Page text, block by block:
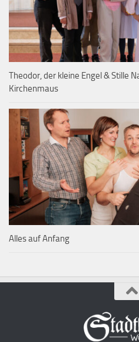
Theodor, der kleine Engel & Stille
Kirchenmaus
Alles auf Anfang